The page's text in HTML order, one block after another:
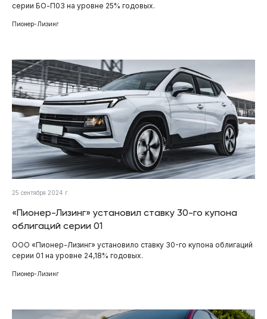
серии БО-П03 на уровне 25% годовых.
Пионер-Лизинг
25 сентября 2024 г.
«Пионер-Лизинг» установил ставку 30-го купона
облигаций серии 01
ООО «Пионер-Лизинг» установило ставку 30-го купона облигаций
серии 01 на уровне 24,18% годовых.
Пионер-Лизинг